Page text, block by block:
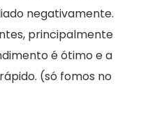
negativamente.
principalmente
é ótimo e a
(só fomos no